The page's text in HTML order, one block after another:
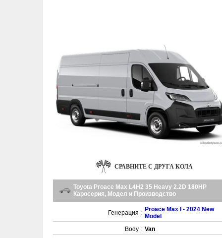
СРАВНИТЕ С ДРУГА КОЛА
Toyota Proace Max L4H2 35 Heavy 2.2D 180HP
Каросерия, Модел и Производство
Генерация : Proace Max I - 2024 New
Model
Body : Van